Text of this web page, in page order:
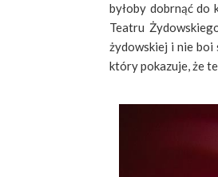
byłoby dobrnąć do
Teatru
żydowskiej i nie boi
który pokazuje, że